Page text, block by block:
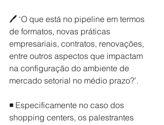
🖊 ‘O que está no pipeline em termos
de formatos, novas práticas
empresariais, contratos, renovações,
entre outros aspectos que impactam
na configuração do ambiente de
mercado setorial no médio prazo?’.
◾ Especificamente no caso dos
shopping centers, os palestrantes